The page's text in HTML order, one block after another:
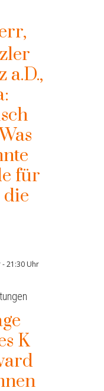
a.D.,
für
-21:30 Uhr
K